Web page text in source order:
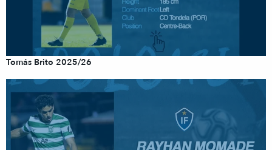
Tomás Brito 2025/26